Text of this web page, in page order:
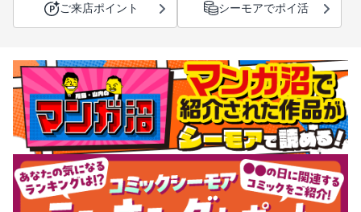
ご来店ポイント シーモアでポイ活